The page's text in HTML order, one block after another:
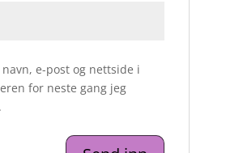
e-post og nettside i
for neste gang jeg